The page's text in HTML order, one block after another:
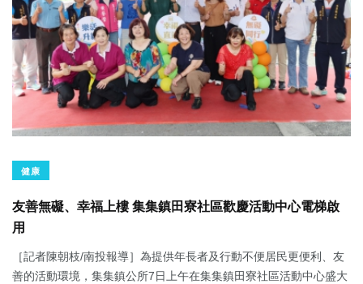
健康
友善無礙、幸福上樓 集集鎮田寮社區歡慶活動中心電梯啟
用
［記者陳朝枝/南投報導］為提供年長者及行動不便居民更便利、友
善的活動環境，集集鎮公所7日上午在集集鎮田寮社區活動中心盛大